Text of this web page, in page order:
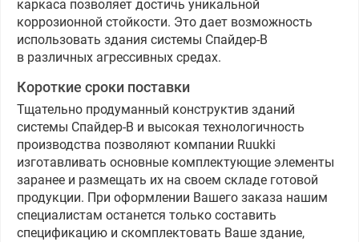
каркаса позволяет достичь уникальной
коррозионной стойкости. Это дает возможность
использовать здания системы Спайдер-В
в различных агрессивных средах.
Короткие сроки поставки
Тщательно продуманный конструктив зданий
системы Спайдер-В и высокая технологичность
производства позволяют компании Ruukki
изготавливать основные комплектующие элементы
заранее и размещать их на своем складе готовой
продукции. При оформлении Вашего заказа нашим
специалистам останется только составить
спецификацию и скомплектовать Ваше здание,